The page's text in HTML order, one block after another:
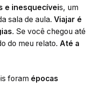
e inesquecíveis, um
sala de aula. Viajar é
. Se você chegou até
do meu relato. Até a
foram épocas